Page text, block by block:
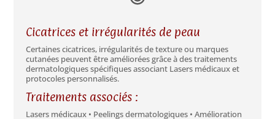
Cicatrices et irrégularités de peau
Certaines cicatrices, irrégularités de texture ou marques
cutanées peuvent être améliorées grâce à des traitements
dermatologiques spécifiques associant Lasers médicaux et
protocoles personnalisés.
Traitements associés :
Lasers médicaux • Peelings dermatologiques • Amélioration